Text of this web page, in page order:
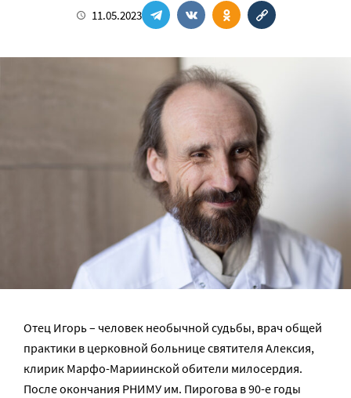
11.05.2023
Отец Игорь – человек необычной судьбы, врач общей
практики в церковной больнице святителя Алексия,
клирик Марфо-Мариинской обители милосердия.
После окончания РНИМУ им. Пирогова в 90-е годы